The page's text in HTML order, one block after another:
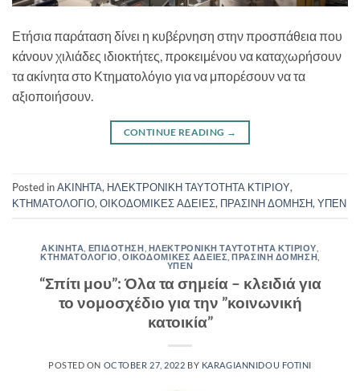
Ετήσια παράταση δίνει η κυβέρνηση στην προσπάθεια που
κάνουν χιλιάδες ιδιοκτήτες, προκειμένου να καταχωρήσουν
τα ακίνητα στο Κτηματολόγιο για να μπορέσουν να τα
αξιοποιήσουν.
CONTINUE READING →
Posted inΑΚΙΝΗΤΑ, ΗΛΕΚΤΡΟΝΙΚΗ ΤΑΥΤΟΤΗΤΑ ΚΤΙΡΙΟΥ,
ΚΤΗΜΑΤΟΛΟΓΙΟ, ΟΙΚΟΔΟΜΙΚΕΣ ΑΔΕΙΕΣ, ΠΡΑΣΙΝΗ ΔΟΜΗΣΗ, ΥΠΕΝ
ΑΚΙΝΗΤΑ ΕΠΙΔΟΤΗΣΗ ΗΛΕΚΤΡΟΝΙΚΗ ΤΑΥΤΟΤΗΤΑ ΚΤΙΡΙΟΥ
ΚΤΗΜΑΤΟΛΟΓΙΟ ,ΟΙΚΟΔΟΜΙΚΕΣ ΑΔΕΙΕΣ ,ΠΡΑΣΙΝΗ ΔΟΜΗΣΗ
ΥΠΕΝ
“Σπίτι μου”: Όλα τα σημεία – κλειδιά για
το νομοσχέδιο για την ”κοινωνική
κατοικία”
POSTED ON OCTOBER 27, 2022 BY KARAGIANNIDOU FOTINI